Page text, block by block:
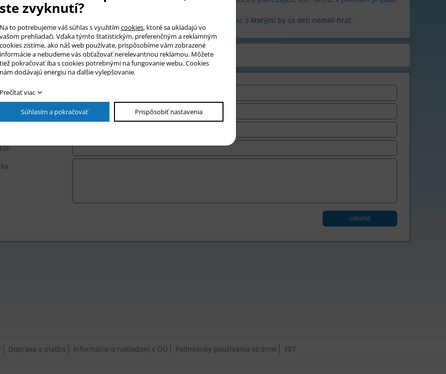
a objednajte si 10 ks.
Toto nie je hračka. Neocube sa skladá z veľmi silných magnetov, s ktorými by sa deti nemali hrať.
na produkt
*
*
*
odoslať
Doprava a platba Informácie o nakladaní s OÚ Podmienky používania stránok EET
ste zvyknutí?
Na to potrebujeme váš súhlas s využitím cookies, ktoré sa ukladajú vo
vašom prehliadači. Vďaka týmto štatistickým, preferenčným a reklamným
cookies zistíme, ako náš web používate, prispôsobíme vám zobrazené
informácie a nebudeme vás obťažovať nerelevantnou reklamou. Môžete
tiež pokračovať iba s cookies potrebnými na fungovanie webu. Cookies
nám dodávajú energiu na ďalšie vylepšovanie.
Prečítať viac
Súhlasím a pokračovať Prispôsobiť nastavenia